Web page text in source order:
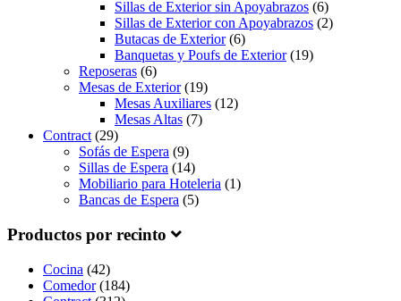
Sillas de Exterior sin Apoyabrazos (6)
Sillas de Exterior con Apoyabrazos (2)
Butacas de Exterior(6)
Banquetas y Poufs de Exterior(19)
Reposeras (6)
Mesas de Exterior(19)
Mesas Auxiliares (12)
Mesas Altas (7)
Contract (29)
Sofás de Espera (9)
Sillas de Espera (14)
Mobiliario para Hoteleria (1)
Bancas de Espera (5)
Productos por recinto
Cocina (42)
Comedor(184)